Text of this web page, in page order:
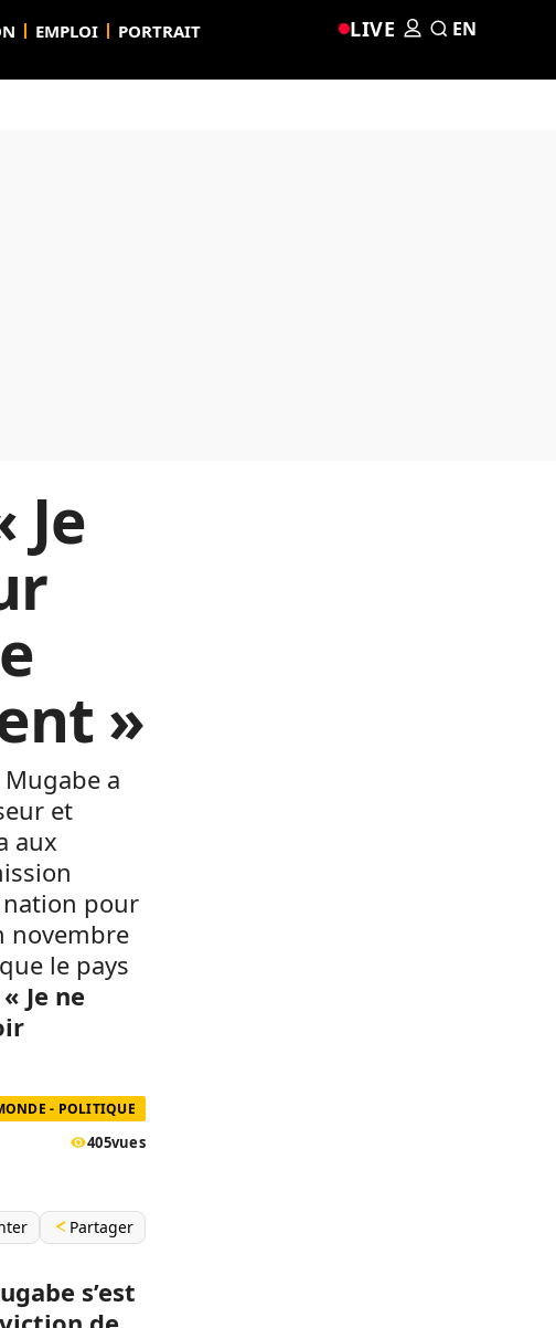
EMPLOI PORTRAIT LIVE EN
Je
»
a
et
aux
nation pour
novembre
le pays
« Je ne
- POLITIQUE
405vues
Partager
s’est